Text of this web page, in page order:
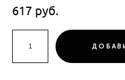
617 pуб.